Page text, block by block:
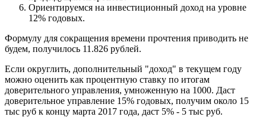
Ориентируемся на инвестиционный доход на уровне
12% годовых.
Формулу для сокращения времени прочтения приводить не
будем, получилось 11.826 рублей.
Если округлить, дополнительный "доход" в текущем году
можно оценить как процентную ставку по итогам
доверительного управления, умноженную на 1000. Даст
доверительное управление 15% годовых, получим около 15
тыс руб к концу марта 2017 года, даст 5% - 5 тыс руб.